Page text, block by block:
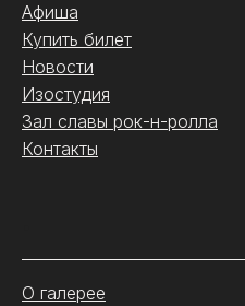
Афиша
Купить билет
Новости
Изостудия
Зал славы рок-н-ролла
Контакты
О галерее